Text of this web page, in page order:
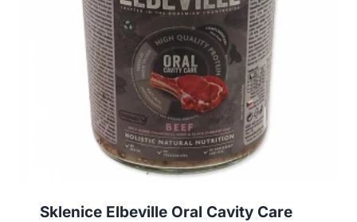
Sklenice Elbeville Oral Cavity Care